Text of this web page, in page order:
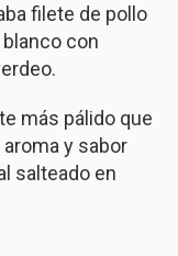
filete de pollo
con
más pálido que
y sabor
salteado en